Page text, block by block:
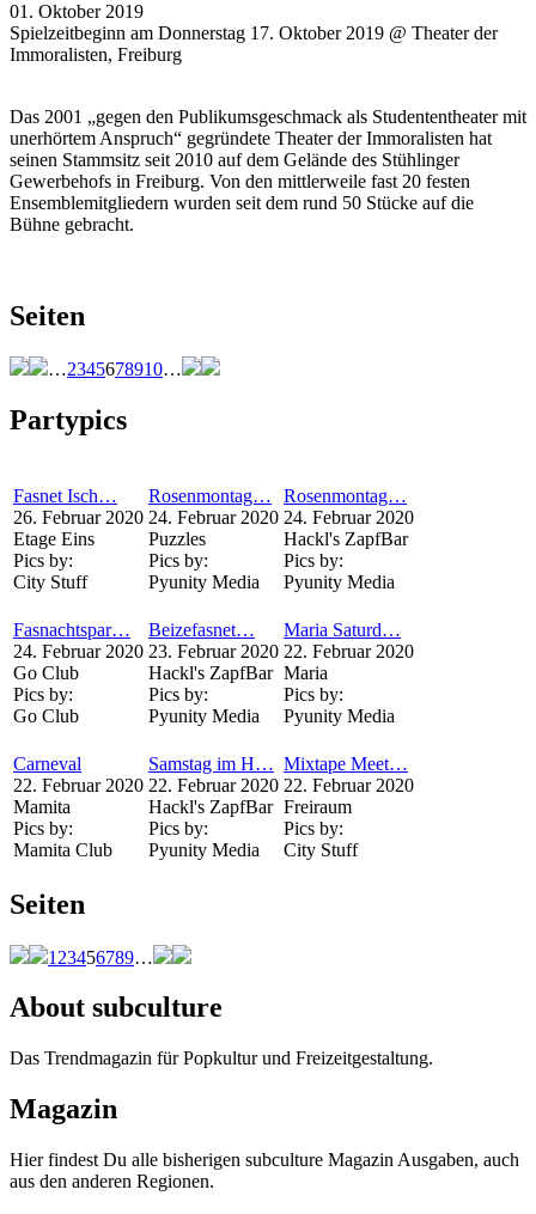
01. Oktober 2019
Spielzeitbeginn am Donnerstag 17. Oktober 2019 @ Theater der
Immoralisten, Freiburg
Das 2001 „gegen den Publikumsgeschmack als Studententheater mit
unerhörtem Anspruch“ gegründete Theater der Immoralisten hat
seinen Stammsitz seit 2010 auf dem Gelände des Stühlinger
Gewerbehofs in Freiburg. Von den mittlerweile fast 20 festen
Ensemblemitgliedern wurden seit dem rund 50 Stücke auf die
Bühne gebracht.
Seiten
…2345678910…
Partypics
Fasnet Isch…
26. Februar 2020
Etage Eins
Pics by:
City Stuff
Rosenmontag…
24. Februar 2020
Puzzles
Pics by:
Pyunity Media
Rosenmontag…
24. Februar 2020
Hackl's ZapfBar
Pics by:
Pyunity Media
Fasnachtspar…
24. Februar 2020
Go Club
Pics by:
Go Club
Beizefasnet…
23. Februar 2020
Hackl's ZapfBar
Pics by:
Pyunity Media
Maria Saturd…
22. Februar 2020
Maria
Pics by:
Pyunity Media
Carneval
22. Februar 2020
Mamita
Pics by:
Mamita Club
Samstag im H…
22. Februar 2020
Hackl's ZapfBar
Pics by:
Pyunity Media
Mixtape Meet…
22. Februar 2020
Freiraum
Pics by:
City Stuff
Seiten
1 23456789…
About subculture
Das Trendmagazin für Popkultur und Freizeitgestaltung.
Magazin
Hier findest Du alle bisherigen subculture Magazin Ausgaben, auch
aus den anderen Regionen.